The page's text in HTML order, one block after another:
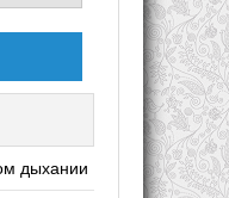
дыхании